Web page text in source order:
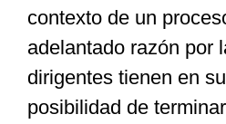
contexto de un
adelantado razón por
dirigentes tienen en
posibilidad de